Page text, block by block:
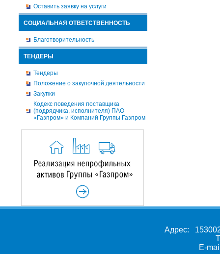
Оставить заявку на услуги
СОЦИАЛЬНАЯ ОТВЕТСТВЕННОСТЬ
Благотворительность
ТЕНДЕРЫ
Тендеры
Положение о закупочной деятельности
Закупки
Кодекс поведения поставщика
(подрядчика, исполнителя) ПАО
«Газпром» и Компаний Группы Газпром
Адрес:
E-